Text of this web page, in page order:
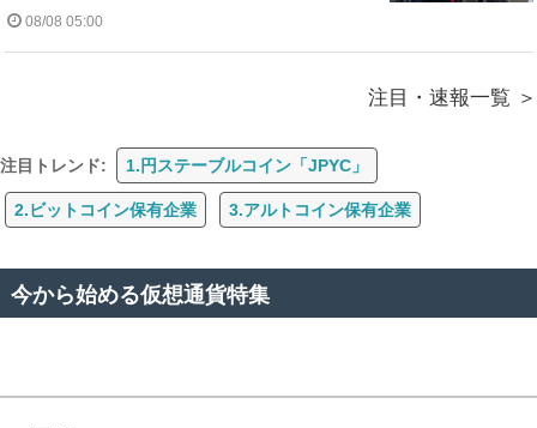
08/08 05:00
注目・速報一覧
注目トレンド: 1.円ステーブルコイン「JPYC」
2.ビットコイン保有企業 3.アルトコイン保有企業
今から始める仮想通貨特集